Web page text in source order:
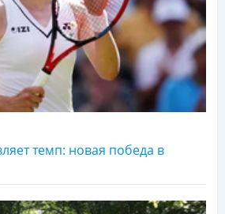
темп: новая победа в